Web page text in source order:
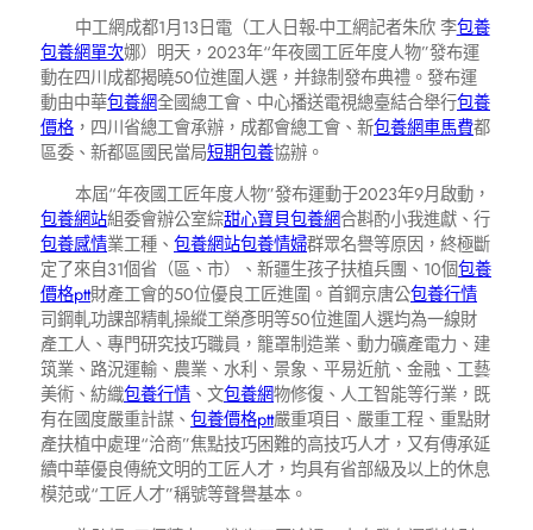
中工網成都1月13日電（工人日報-中工網記者朱欣 李包養
包養網單次娜）明天，2023年“年夜國工匠年度人物”發布運
動在四川成都揭曉50位進圍人選，并錄制發布典禮。發布運
動由中華包養網全國總工會、中心播送電視總臺結合舉行包養
價格 ，四川省總工會承辦，成都會總工會、新包養網車馬費都
區委、新都區國民當局短期包養協辦。
本屆“年夜國工匠年度人物”發布運動于2023年9月啟動，
包養網站組委會辦公室綜甜心寶貝包養網合斟酌小我進獻、行
包養感情業工種、 包養網站包養情婦群眾名譽等原因，終極斷
定了來自31個省（區、市）、新疆生孩子扶植兵團、10個包養
價格ptt財產工會的50位優良工匠進圍。首鋼京唐公包養行情
司鋼軋功課部精軋操縱工榮彥明等50位進圍人選均為一線財
產工人、專門研究技巧職員，籠罩制造業、動力礦產電力、建
筑業、路況運輸、農業、水利、景象、平易近航、金融、工藝
美術、紡織包養行情 、文包養網物修復、人工智能等行業，既
有在國度嚴重計謀、 包養價格ptt嚴重項目、嚴重工程、重點財
產扶植中處理“洽商”焦點技巧困難的高技巧人才，又有傳承延
續中華優良傳統文明的工匠人才，均具有省部級及以上的休息
模范或“工匠人才”稱號等聲譽基本。